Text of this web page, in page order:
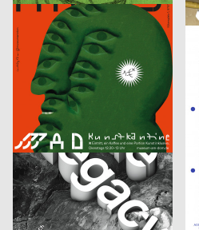
Human Parasite
DIA Studio
2021
Optimo – Antique Legacy
D
2021
Artificial Sexism
Adele Stroh D
2021
Geburt erfolgreich – das Leben ist kein Robinson Club
3007 A
2021
Frauen der Wiener Werkstätte